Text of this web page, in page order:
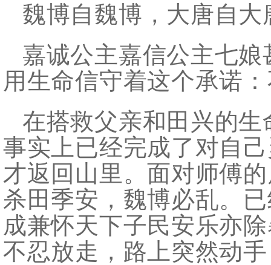
魏博自魏博，大唐自大
嘉诚公主嘉信公主七
用生命信守着这个承诺
在搭救父亲和田兴的
事实上已经完成了对自
才返回山里。面对师傅
杀田季安，魏博必乱。
成兼怀天下子民安乐亦
不忍放走，路上突然动